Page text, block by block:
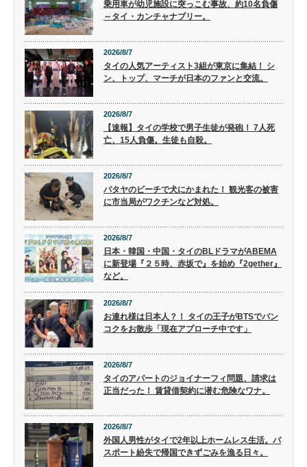
乗用車が幼児施設に突っこむ事故、約10名負傷
～タイ・カンチャナブリー。
2026/8/7
タイの人気アーティスト3組が東京に集結！ シ
ン、トップ、マーチが日本のファンと交流。
2026/8/7
【速報】タイの学校で男子生徒が発砲！ 7人死
亡、15人負傷。生徒も自殺。
2026/8/7
パタヤのビーチで犬にかまれた！ 観光客の被害
に市当局がワクチンなど対処。
2026/8/7
日本・韓国・中国・タイのBLドラマがABEMA
に新登場『２５時、赤坂で』を始め『2gether』
など。
2026/8/7
お連れ様は日本人？！ タイの王子がBTSでバン
コクをお散歩「現在アプローチ中です」
2026/8/7
タイのアパートのジョイナーフィ問題、請求は
正当だった！ 賃貸借契約に潜む危険なワナ。
2026/8/7
外国人男性がタイで2年以上ホームレス生活。パ
スポート紛失で帰国できずごみを漁る日々。